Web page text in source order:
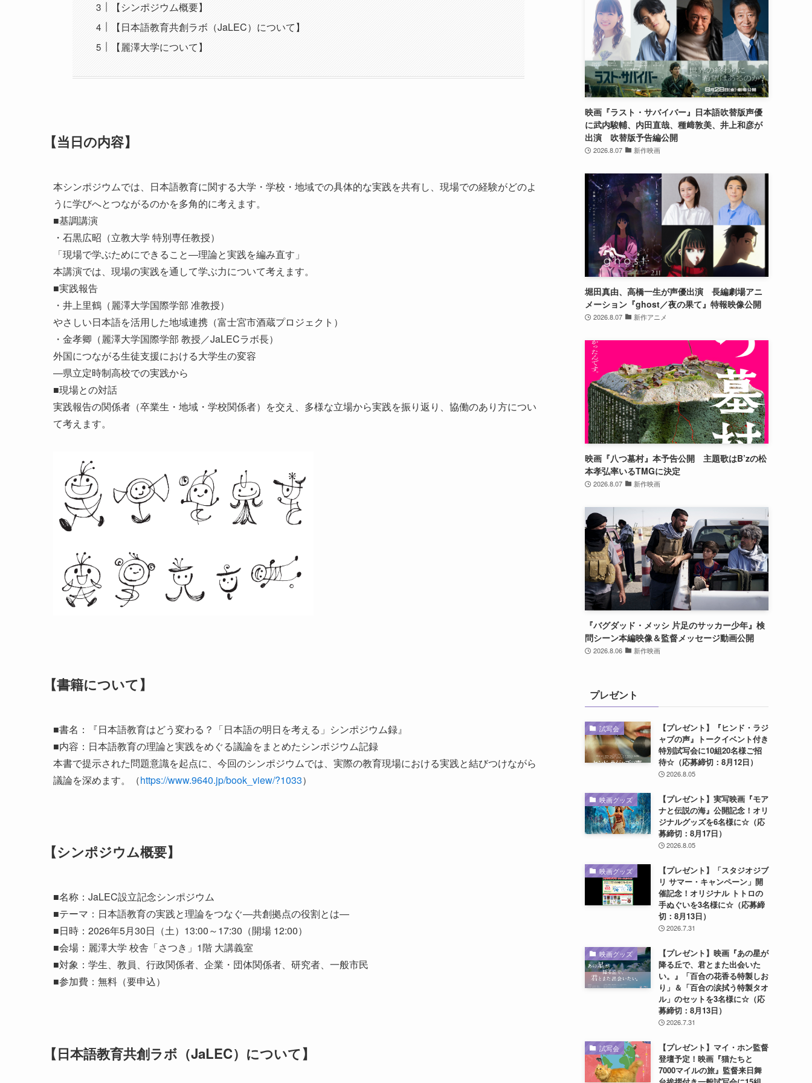
【シンポジウム概要】
【日本語教育共創ラボ（JaLEC）について】
【麗澤大学について】
【当日の内容】
本シンポジウムでは、日本語教育に関する大学・学校・地域での具体的な実践を共有し、現場での経験がどのよ
うに学びへとつながるのかを多角的に考えます。
■基調講演
・石黒広昭（立教大学 特別専任教授）
「現場で学ぶためにできること―理論と実践を編み直す」
本講演では、現場の実践を通して学ぶ力について考えます。
■実践報告
・井上里鶴（麗澤大学国際学部 准教授）
やさしい日本語を活用した地域連携（富士宮市酒蔵プロジェクト）
・金孝卿（麗澤大学国際学部 教授／JaLECラボ長）
外国につながる生徒支援における大学生の変容
―県立定時制高校での実践から
■現場との対話
実践報告の関係者（卒業生・地域・学校関係者）を交え、多様な立場から実践を振り返り、協働のあり方につい
て考えます。
【書籍について】
■書名：『日本語教育はどう変わる？「日本語の明日を考える」シンポジウム録』
■内容：日本語教育の理論と実践をめぐる議論をまとめたシンポジウム記録
本書で提示された問題意識を起点に、今回のシンポジウムでは、実際の教育現場における実践と結びつけながら
議論を深めます。（https://www.9640.jp/book_view/?1033）
【シンポジウム概要】
■名称：JaLEC設立記念シンポジウム
■テーマ：日本語教育の実践と理論をつなぐ―共創拠点の役割とは―
■日時：2026年5月30日（土）13:00～17:30（開場 12:00）
■会場：麗澤大学 校舎「さつき」1階 大講義室
■対象：学生、教員、行政関係者、企業・団体関係者、研究者、一般市民
■参加費：無料（要申込）
【日本語教育共創ラボ（JaLEC）について】
映画『ラスト・サバイバー』日本語吹替版声優
に武内駿輔、内田直哉、種﨑敦美、井上和彦が
出演 吹替版予告編公開
2026.8.07 新作映画
堀田真由、高橋一生が声優出演 長編劇場アニ
メーション『ghost／夜の果て』特報映像公開
2026.8.07 新作アニメ
映画『八つ墓村』本予告公開 主題歌はB’zの松
本孝弘率いるTMGに決定
2026.8.07 新作映画
『バグダッド・メッシ 片足のサッカー少年』検
問シーン本編映像＆監督メッセージ動画公開
2026.8.06 新作映画
プレゼント
試写会
【プレゼント】『ヒンド・ラジ
ャブの声』トークイベント付き
特別試写会に10組20名様ご招
待☆（応募締切：8月12日）
2026.8.05
映画グッズ
【プレゼント】実写映画『モア
ナと伝説の海』公開記念！オリ
ジナルグッズを6名様に☆（応
募締切：8月17日）
2026.8.05
映画グッズ
【プレゼント】「スタジオジブ
リ サマー・キャンペーン」開
催記念！オリジナル トトロの
手ぬぐいを3名様に☆（応募締
切：8月13日）
2026.7.31
映画グッズ
【プレゼント】映画『あの星が
降る丘で、君とまた出会いた
い。』「百合の花香る特製しお
り」＆「百合の涙拭う特製タオ
ル」のセットを3名様に☆（応
募締切：8月13日）
2026.7.31
試写会
【プレゼント】マイ・ホン監督
登壇予定！映画『猫たちと
7000マイルの旅』監督来日舞